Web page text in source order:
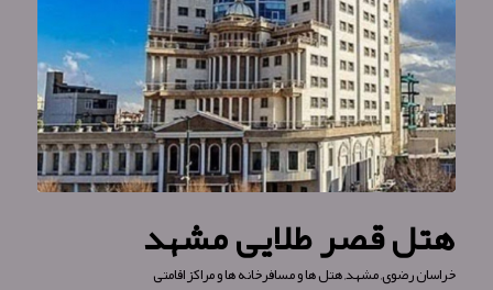
هتل قصر طلایی مشهد
خراسان رضوی,مشهد,هتل ها و مسافرخانه ها و مراکز اقامتی